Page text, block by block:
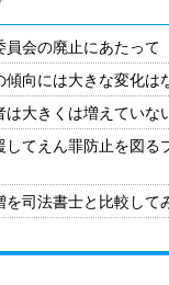
員会の廃止にあたって
傾向には大きな変化は
は大きくは増えていな
してえん罪防止を図る
を司法書士と比較して